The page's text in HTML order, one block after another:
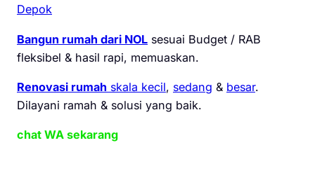
Depok
Bangun rumah dari NOL sesuai Budget / RAB
fleksibel & hasil rapi, memuaskan.
Renovasi rumah skala kecil, sedang & besar.
Dilayani ramah & solusi yang baik.
chat WA sekarang